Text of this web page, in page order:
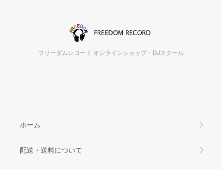
フリーダムレコード オンラインショップ・DJスクール
ホーム
配送・送料について